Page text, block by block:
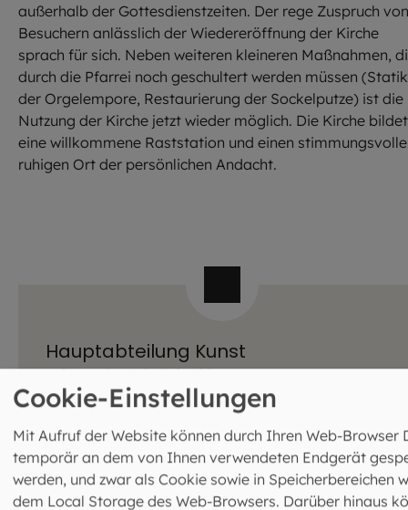
außerhalb der Gottesdienstzeiten. Der rege Zuspruch von
Besuchern anlässlich der Wiedereröffnung der Kirche
sprach für sich. Neben weiteren kleineren Maßnahmen,
durch die Pfarrei noch geschultert werden müssen (Statik
der Orgelempore, Restaurierung der Sockelputze) ist die
Nutzung der Kirche jetzt wieder möglich. Die Kirche bildet
eine willkommene Raststation und einen
ruhigen Ort der persönlichen Andacht.
Hauptabteilung Kunst
Leitung: Dr. Anja Schmidt
Kapellenstraße 4
089 2137-2635
kunst@eomuc.de
Mehr Infos zur Hauptabteilung Kunst
Cookie-Einstellungen
Mit Aufruf der Website können durch Ihren Web-Browser
temporär an dem von Ihnen verwendeten Endgerät
werden, und zwar als Cookie sowie in Speicherbereichen
dem Local Storage des Web-Browsers. Darüber hinaus